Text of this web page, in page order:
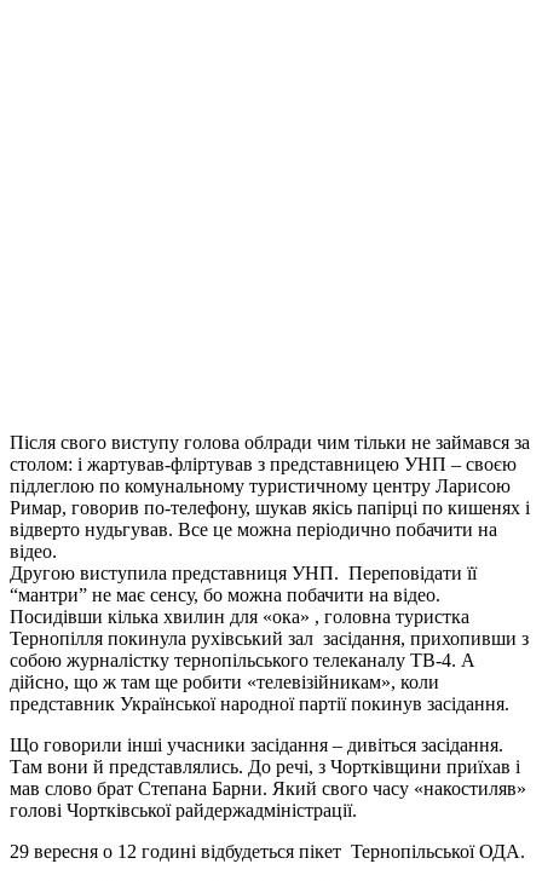
Після свого виступу голова облради чим тільки не займався за
столом: і жартував-фліртував з представницею УНП – своєю
підлеглою по комунальному туристичному центру Ларисою
Римар, говорив по-телефону, шукав якісь папірці по кишенях і
відверто нудьгував. Все це можна періодично побачити на
відео.
Другою виступила представниця УНП. Переповідати її
“мантри” не має сенсу, бо можна побачити на відео.
Посидівши кілька хвилин для «ока» , головна туристка
Тернопілля покинула рухівський зал засідання, прихопивши з
собою журналістку тернопільського телеканалу ТВ-4. А
дійсно, що ж там ще робити «телевізійникам», коли
представник Української народної партії покинув засідання.
Що говорили інші учасники засідання – дивіться засідання.
Там вони й представлялись. До речі, з Чортківщини приїхав і
мав слово брат Степана Барни. Який свого часу «накостиляв»
голові Чортківської райдержадміністрації.
29 вересня о 12 годині відбудеться пікет Тернопільської ОДА.